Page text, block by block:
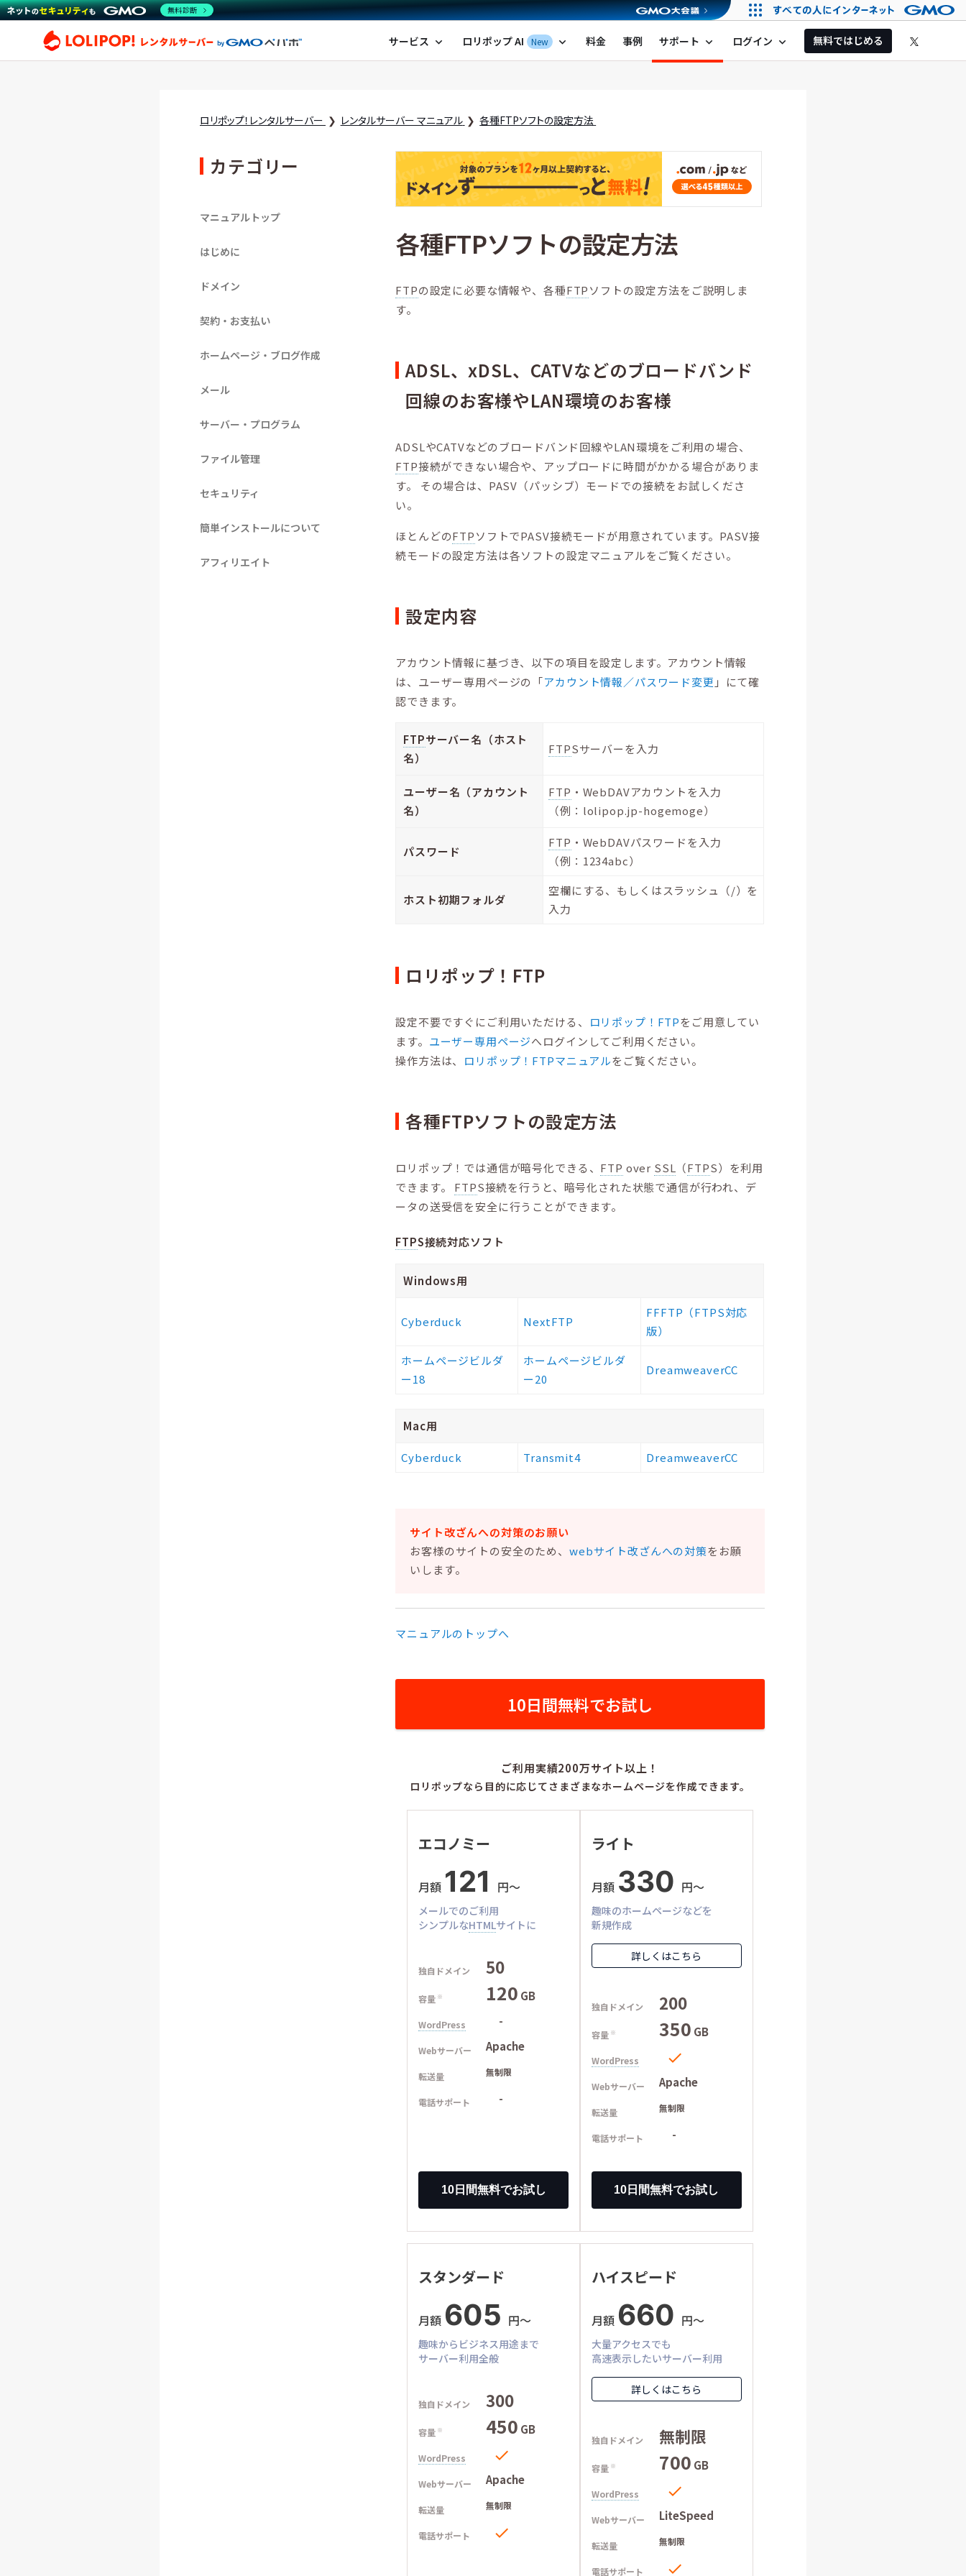
ロリポップ！レンタルサーバー by GMOペパボ
サービス expand_more ロリポップ AI New expand_more 料金 事例 サポート expand_more ログイン expand_more 無料ではじめる
ロリポップ！レンタルサーバー レンタルサーバー マニュアル 各種FTPソフトの設定方法
カテゴリー
マニュアルトップ
はじめに
ドメイン
契約・お支払い
ホームページ・ブログ作成
メール
サーバー・プログラム
ファイル管理
セキュリティ
簡単インストールについて
アフィリエイト
各種FTPソフトの設定方法
FTPの設定に必要な情報や、各種FTPソフトの設定方法をご説明しま
す。
ADSL、xDSL、CATVなどのブロードバンド
回線のお客様やLAN環境のお客様
ADSLやCATVなどのブロードバンド回線やLAN環境をご利用の場合、
FTP接続ができない場合や、アップロードに時間がかかる場合がありま
す。 その場合は、PASV（パッシブ）モードでの接続をお試しくださ
い。
ほとんどのFTPソフトでPASV接続モードが用意されています。PASV接
続モードの設定方法は各ソフトの設定マニュアルをご覧ください。
設定内容
アカウント情報に基づき、以下の項目を設定します。アカウント情報
は、ユーザー専用ページの「アカウント情報／パスワード変更 」にて確
認できます。
FTPサーバー名（ホスト
名）
FTPSサーバーを入力
ユーザー名（アカウント
名）
FTP ・WebDAVアカウントを入力
（例：lolipop.jp-hogemoge）
パスワード
FTP ・WebDAVパスワードを入力
（例：1234abc）
ホスト初期フォルダ
空欄にする、もしくはスラッシュ（/）を
入力
ロリポップ！FTP
設定不要ですぐにご利用いただける、 ロリポップ！FTPをご用意してい
ます。 ユーザー専用ページへログインしてご利用ください。
操作方法は、 ロリポップ！FTPマニュアルをご覧ください。
各種FTPソフトの設定方法
ロリポップ！では通信が暗号化できる、 FTP over SSL （FTPS）を利用
できます。 FTPS接続を行うと、暗号化された状態で通信が行われ、デ
ータの送受信を安全に行うことができます。
FTPS接続対応ソフト
Windows用
Cyberduck NextFTP
FFFTP（FTPS対応
版）
ホームページビルダ
ー18
ホームページビルダ
ー20
DreamweaverCC
Mac用
Cyberduck Transmit4 DreamweaverCC
サイト改ざんへの対策のお願い
お客様のサイトの安全のため、 webサイト改ざんへの対策をお願
いします。
マニュアルのトップへ
10日間無料でお試し
ご利用実績200万サイト以上！
ロリポップなら目的に応じてさまざまなホームページを作成できます。
エコノミー
月額 121
円〜
メールでのご利用
シンプルなHTMLサイトに
独自ドメイン 50
容量 ※ 120 GB
WordPress -
Webサーバー Apache
転送量 無制限
電話サポート -
ライト
月額 330 円〜
趣味のホームページなどを
新規作成
詳しくはこちら
独自ドメイン 200
容量 ※ 350 GB
WordPress 
Webサーバー Apache
転送量 無制限
電話サポート -
スタンダード
月額 605 円〜
趣味からビジネス用途まで
サーバー利用全般
独自ドメイン 300
容量 ※ 450 GB
WordPress 
Webサーバー Apache
転送量 無制限
電話サポート 
ハイスピード
月額 660 円〜
大量アクセスでも
高速表示したいサーバー利用
詳しくはこちら
独自ドメイン 無制限
容量 ※ 700 GB
WordPress 
Webサーバー LiteSpeed
転送量 無制限
電話サポート 
無料診断